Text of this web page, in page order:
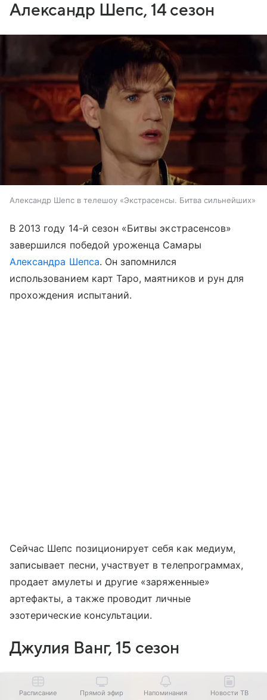
Александр Шепс, 14 сезон
Александр Шепс в телешоу «Экстрасенсы. Битва сильнейших»
В 2013 году 14-й сезон «Битвы экстрасенсов»
завершился победой уроженца Самары
Александра Шепса. Он запомнился
использованием карт Таро, маятников и рун для
прохождения испытаний.
Сейчас Шепс позиционирует себя как медиум,
записывает песни, участвует в телепрограммах,
продает амулеты и другие «заряженные»
артефакты, а также проводит личные
эзотерические консультации.
Джулия Ванг, 15 сезон
Расписание Прямой эфир Напоминания Новости ТВ